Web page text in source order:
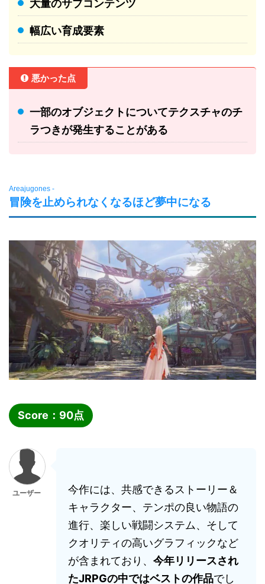
大量のサブコンテンツ
幅広い育成要素
悪かった点
一部のオブジェクトについてテクスチャのチ
ラつきが発生することがある
Areajugones -
冒険を止められなくなるほど夢中になる
Score： 90点
ユーザー
今作には、共感できるストーリー＆
キャラクター、テンポの良い物語の
進行、楽しい戦闘システム、そして
クオリティの高いグラフィックなど
が含まれており、 今年リリースされ
たJRPGの中ではベストの作品でし